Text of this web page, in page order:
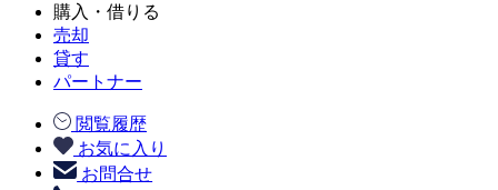
購入・借りる
売却
貸す
パートナー
閲覧履歴
お気に入り
お問合せ